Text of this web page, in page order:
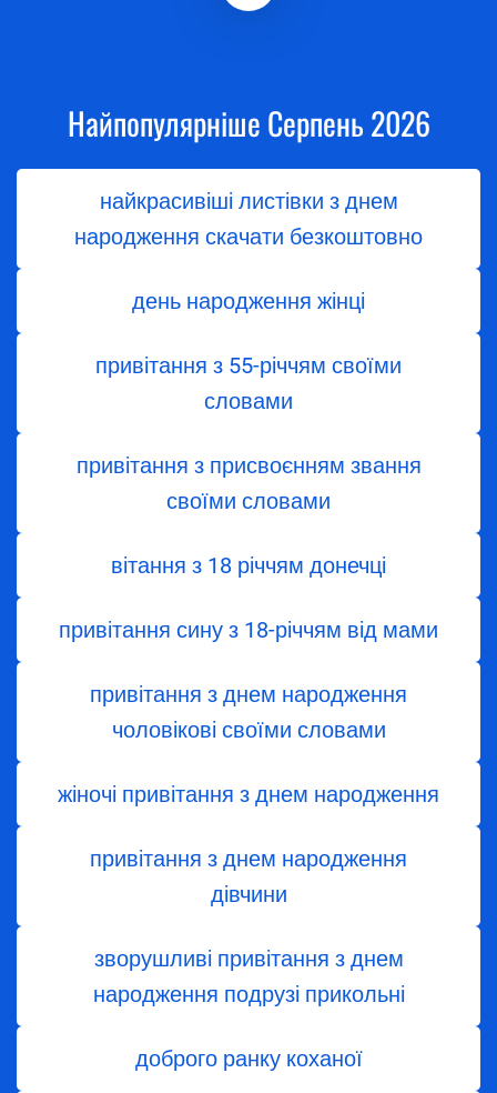
Найпопулярніше Серпень 2026
найкрасивіші листівки з днем
народження скачати безкоштовно
день народження жінці
привітання з 55-річчям своїми
словами
привітання з присвоєнням звання
своїми словами
вітання з 18 річчям донечці
привітання сину з 18-річчям від мами
привітання з днем народження
чоловікові своїми словами
жіночі привітання з днем народження
привітання з днем ​​народження
дівчини
зворушливі привітання з днем
народження подрузі прикольні
доброго ранку коханої